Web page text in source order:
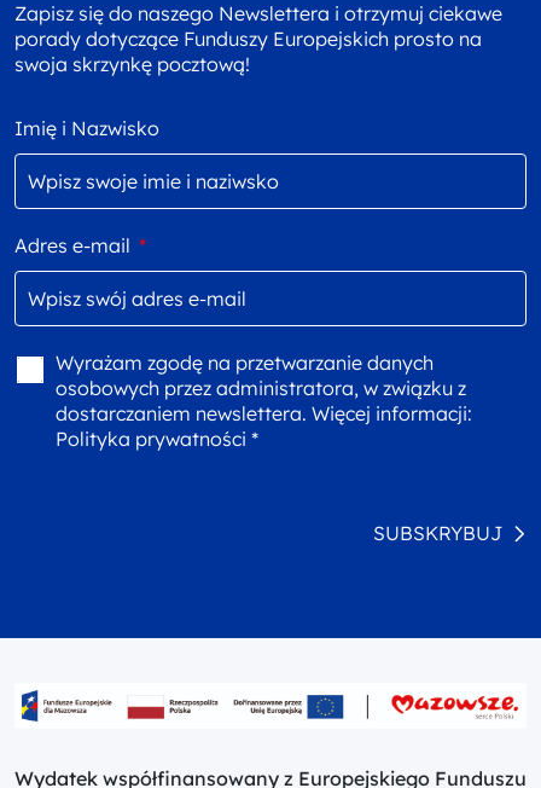
Zapisz się do naszego Newslettera i otrzymuj ciekawe
porady dotyczące Funduszy Europejskich prosto na
swoja skrzynkę pocztową!
Imię i Nazwisko
Adres e-mail *
Wyrażam zgodę na przetwarzanie danych
osobowych przez administratora, w związku z
dostarczaniem newslettera. Więcej informacji:
Polityka prywatności *
SUBSKRYBUJ
Wydatek współfinansowany z Europejskiego Funduszu